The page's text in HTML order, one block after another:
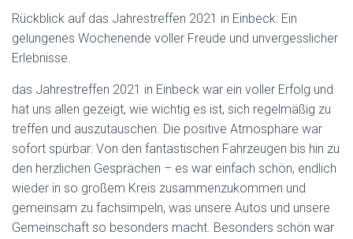
Rückblick auf das Jahrestreffen 2021 in Einbeck: Ein
gelungenes Wochenende voller Freude und unvergesslicher
Erlebnisse.
das Jahrestreffen 2021 in Einbeck war ein voller Erfolg und
hat uns allen gezeigt, wie wichtig es ist, sich regelmäßig zu
treffen und auszutauschen. Die positive Atmosphäre war
sofort spürbar: Von den fantastischen Fahrzeugen bis hin zu
den herzlichen Gesprächen – es war einfach schön, endlich
wieder in so großem Kreis zusammenzukommen und
gemeinsam zu fachsimpeln, was unsere Autos und unsere
Gemeinschaft so besonders macht. Besonders schön war